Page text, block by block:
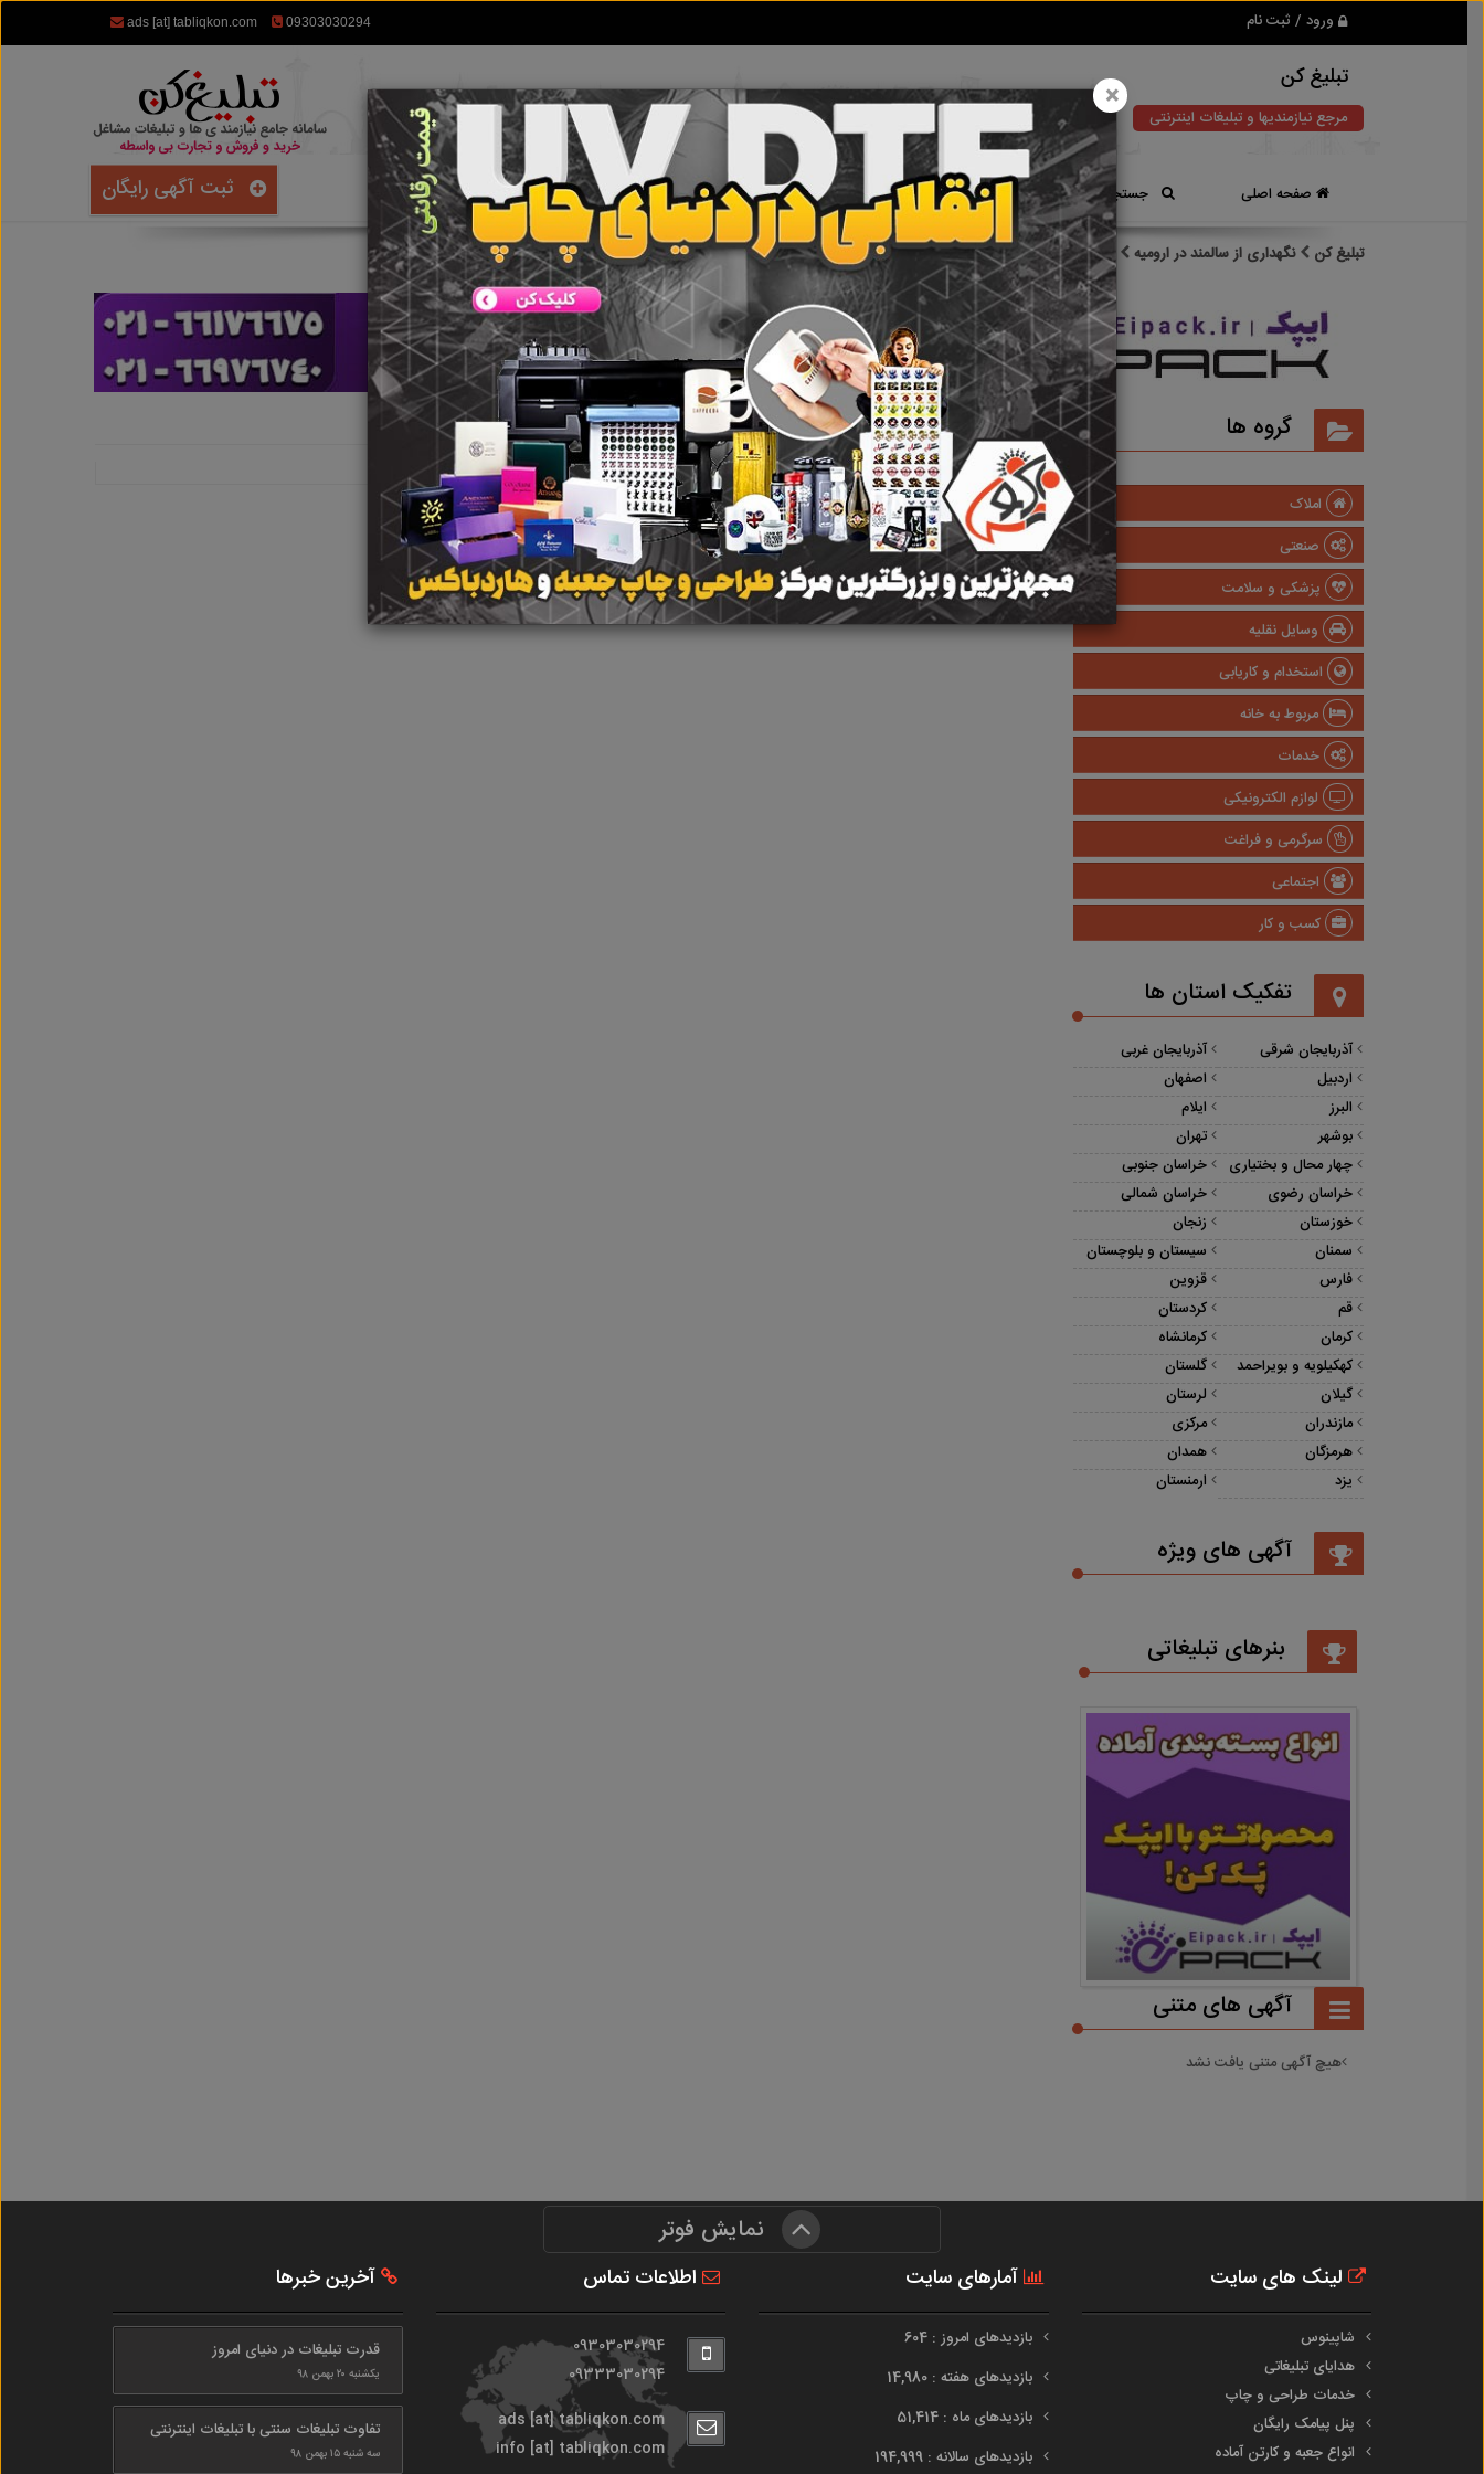
ورود / ثبت نام ads [at] tabliqkon.com 09303030294
تبلیغ کن
مرجع نیازمندیها و تبلیغات اینترنتی
صفحه اصلی جستجوی سریع تعرفه آگهی ها خبرهای سایت تماس با ما ثبت آگهی رایگان
تبلیغ کن نگهداری از سالمند در ارومیه نتایج جستجو برای برچسبنگهداری از سالمند در ارومیه
نتایج جستجو برای برچسبنگهداری از سالمند در ارومیه گروه ها
املاک
صنعتی
پزشکی و سلامت
وسایل نقلیه
استخدام و کاریابی
مربوط به خانه
خدمات
لوازم الکترونیکی
سرگرمی و فراغت
اجتماعی
کسب و کار
تفکیک استان ها
آذربایجان شرقی
آذربایجان غربی
اردبیل
اصفهان
البرز
ایلام
بوشهر
تهران
چهار محال و بختیاری
خراسان جنوبی
خراسان رضوی
خراسان شمالی
خوزستان
زنجان
سمنان
سیستان و بلوچستان
فارس
قزوین
قم
کردستان
کرمان
کرمانشاه
کهکیلویه و بویراحمد
گلستان
گیلان
لرستان
مازندران
مرکزی
هرمزگان
همدان
یزد
ارمنستان
آگهی های ویژه
بنرهای تبلیغاتی
آگهی های متنی
هیچ آگهی متنی یافت نشد
نمایش فوتر
لینک های سایت
شاپینوس
هدایای تبلیغاتی
خدمات طراحی و چاپ
پنل پیامک رایگان
انواع جعبه و کارتن آماده
آمارهای سایت
بازدیدهای امروز : 604
بازدیدهای هفته : 14,980
بازدیدهای ماه : 51,414
بازدیدهای سالانه : 194,999
اطلاعات تماس
09303030294
09333030294
ads [at] tabliqkon.com
info [at] tabliqkon.com
آخرین خبرها
قدرت تبلیغات در دنیای امروز
یکشنبه ۲۰ بهمن ۹۸
تفاوت تبلیغات سنتی با تبلیغات اینترنتی
سه شنبه ۱۵ بهمن ۹۸
×